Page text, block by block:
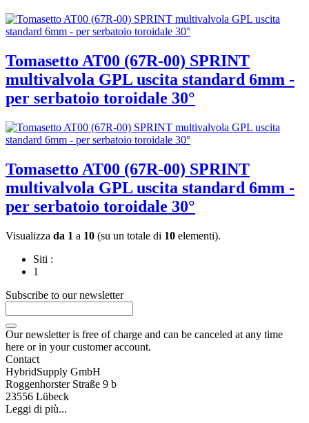
Tomasetto AT00 (67R-00) SPRINT
multivalvola GPL uscita standard 6mm -
per serbatoio toroidale 30°
Tomasetto AT00 (67R-00) SPRINT
multivalvola GPL uscita standard 6mm -
per serbatoio toroidale 30°
Visualizza da 1 a 10 (su un totale di 10 elementi).
Siti :
1
Subscribe to our newsletter
Our newsletter is free of charge and can be canceled at any time
here or in your customer account.
Contact
HybridSupply GmbH
Roggenhorster Straße 9 b
23556 Lübeck
Leggi di più...